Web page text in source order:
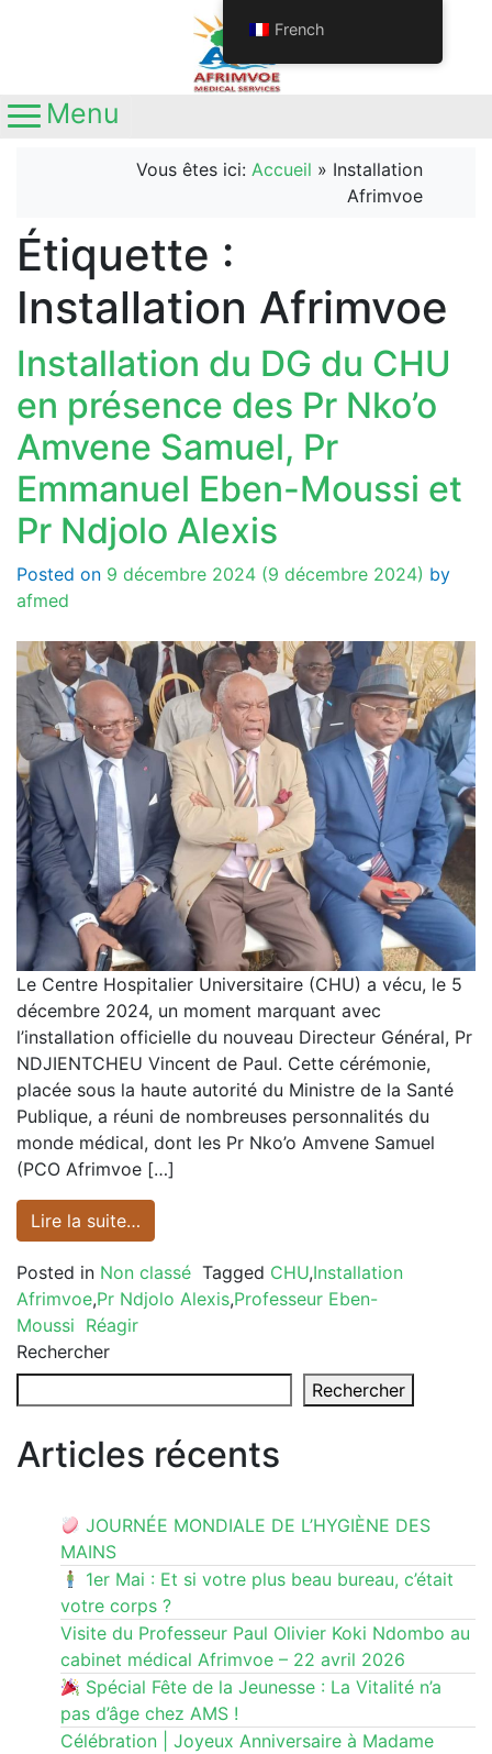
Appelez-nous
+237681345641
Nkolbisson, Carrefour Station Ola
Main Navigation
Menu
Vous êtes ici: Accueil » Installation
Afrimvoe
Étiquette :
Installation Afrimvoe
Installation du DG du CHU
en présence des Pr Nko’o
Amvene Samuel, Pr
Emmanuel Eben-Moussi et
Pr Ndjolo Alexis
Posted on 9 décembre 2024 (9 décembre 2024) by
afmed
Le Centre Hospitalier Universitaire (CHU) a vécu, le 5
décembre 2024, un moment marquant avec
l’installation officielle du nouveau Directeur Général, Pr
NDJIENTCHEU Vincent de Paul. Cette cérémonie,
placée sous la haute autorité du Ministre de la Santé
Publique, a réuni de nombreuses personnalités du
monde médical, dont les Pr Nko’o Amvene Samuel
(PCO Afrimvoe […]
Lire la suite…
Posted in Non classé Tagged CHU,Installation
Afrimvoe,Pr Ndjolo Alexis,Professeur Eben-
Moussi Réagir
Rechercher
Rechercher
Articles récents
JOURNÉE MONDIALE DE L’HYGIÈNE DES
MAINS
1er Mai : Et si votre plus beau bureau, c’était
votre corps ?
Visite du Professeur Paul Olivier Koki Ndombo au
cabinet médical Afrimvoe – 22 avril 2026
Spécial Fête de la Jeunesse : La Vitalité n’a
pas d’âge chez AMS !
Célébration | Joyeux Anniversaire à Madame
French